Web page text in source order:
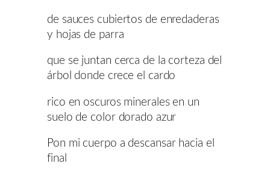
de sauces cubiertos de enredaderas
y hojas de parra
que se juntan cerca de la corteza del
árbol donde crece el cardo
rico en oscuros minerales en un
suelo de color dorado azur
Pon mi cuerpo a descansar hacia el
final